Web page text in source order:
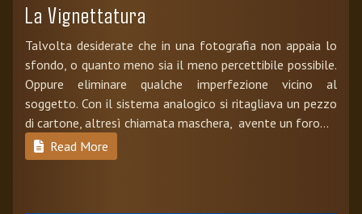
La Vignettatura
Talvolta desiderate che in una fotografia non appaia lo
sfondo, o quanto meno sia il meno percettibile possibile.
Oppure eliminare qualche imperfezione vicino al
soggetto. Con il sistema analogico si ritagliava un pezzo
di cartone, altresì chiamata maschera, avente un foro...
Read More